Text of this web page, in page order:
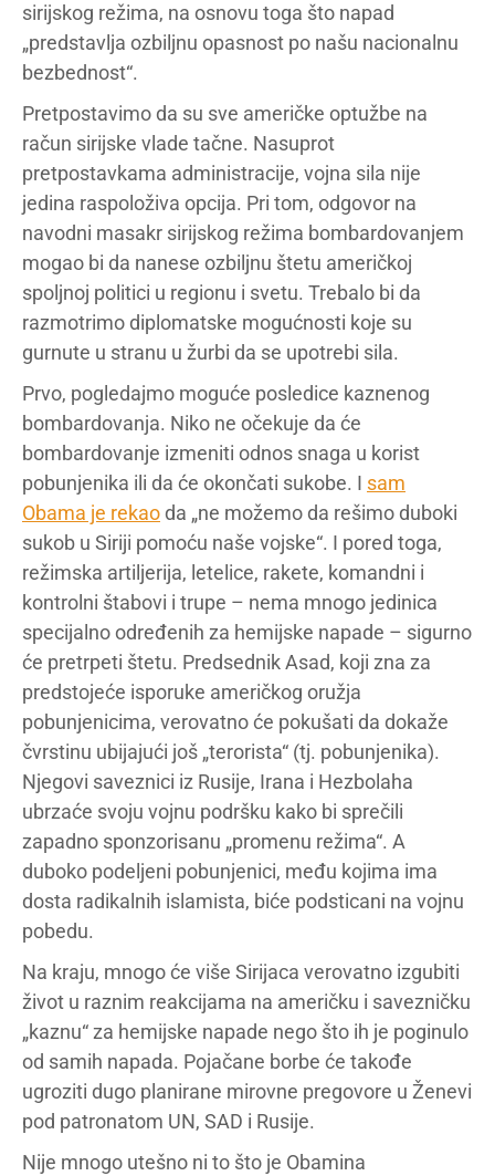
sirijskog režima, na osnovu toga što napad
„predstavlja ozbiljnu opasnost po našu nacionalnu
bezbednost“.
Pretpostavimo da su sve američke optužbe na
račun sirijske vlade tačne. Nasuprot
pretpostavkama administracije, vojna sila nije
jedina raspoloživa opcija. Pri tom, odgovor na
navodni masakr sirijskog režima bombardovanjem
mogao bi da nanese ozbiljnu štetu američkoj
spoljnoj politici u regionu i svetu. Trebalo bi da
razmotrimo diplomatske mogućnosti koje su
gurnute u stranu u žurbi da se upotrebi sila.
Prvo, pogledajmo moguće posledice kaznenog
bombardovanja. Niko ne očekuje da će
bombardovanje izmeniti odnos snaga u korist
pobunjenika ili da će okončati sukobe. I sam
Obama je rekao da „ne možemo da rešimo duboki
sukob u Siriji pomoću naše vojske“. I pored toga,
režimska artiljerija, letelice, rakete, komandni i
kontrolni štabovi i trupe – nema mnogo jedinica
specijalno određenih za hemijske napade – sigurno
će pretrpeti štetu. Predsednik Asad, koji zna za
predstojeće isporuke američkog oružja
pobunjenicima, verovatno će pokušati da dokaže
čvrstinu ubijajući još „terorista“ (tj. pobunjenika).
Njegovi saveznici iz Rusije, Irana i Hezbolaha
ubrzaće svoju vojnu podršku kako bi sprečili
zapadno sponzorisanu „promenu režima“. A
duboko podeljeni pobunjenici, među kojima ima
dosta radikalnih islamista, biće podsticani na vojnu
pobedu.
Na kraju, mnogo će više Sirijaca verovatno izgubiti
život u raznim reakcijama na američku i savezničku
„kaznu“ za hemijske napade nego što ih je poginulo
od samih napada. Pojačane borbe će takođe
ugroziti dugo planirane mirovne pregovore u Ženevi
pod patronatom UN, SAD i Rusije.
Nije mnogo utešno ni to što je Obamina